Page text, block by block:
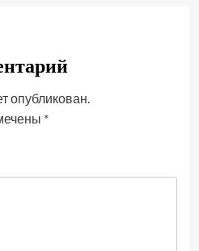
опубликован.
*